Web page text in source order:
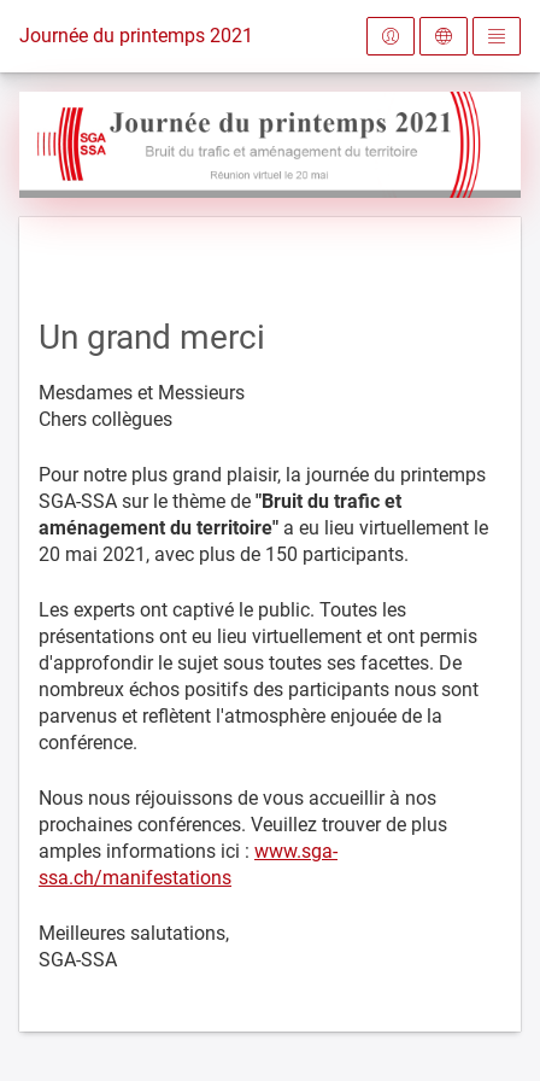
Vers la page d'accueil
Journée du printemps 2021 SGA-SSA
Un grand merci
Mesdames et Messieurs
Chers collègues
Pour notre plus grand plaisir, la journée du printemps
SGA-SSA sur le thème de "Bruit du trafic et
aménagement du territoire" a eu lieu virtuellement le
20 mai 2021, avec plus de 150 participants.
Les experts ont captivé le public. Toutes les
présentations ont eu lieu virtuellement et ont permis
d'approfondir le sujet sous toutes ses facettes. De
nombreux échos positifs des participants nous sont
parvenus et reflètent l'atmosphère enjouée de la
conférence.
Nous nous réjouissons de vous accueillir à nos
prochaines conférences. Veuillez trouver de plus
amples informations ici : www.sga-
ssa.ch/manifestations
Meilleures salutations,
SGA-SSA